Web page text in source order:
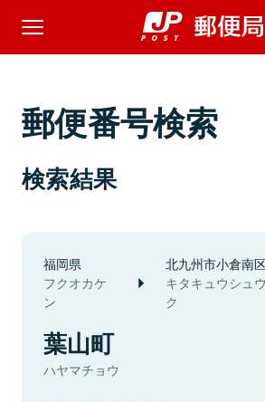
郵便番号検索
検索結果
福岡県
フクオカケ
ン
北九州市小倉南
キタキュウシュ
ク
葉山町
ハヤマチョウ